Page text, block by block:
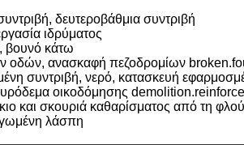
δευτεροβάθμια συντριβή
ιδρύματος
βουνό κάτω
οδών, ανασκαφή πεζοδρομίων
συντριβή, νερό, κατασκευή
οικοδόμησης
και σκουριά καθαρίσματος από τη
λάσπη